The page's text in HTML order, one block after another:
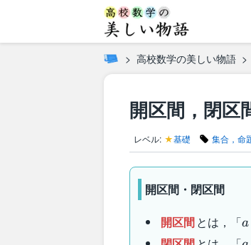
高校数学の美しい物語
開区間，閉区
レベル: ★基礎 集合，命
開区間・閉区間
開区間とは，「a
a
a